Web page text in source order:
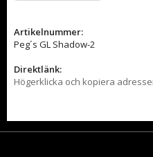
Artikelnummer:
Peg´s GL Shadow-2
Direktlänk:
Högerklicka och kopiera